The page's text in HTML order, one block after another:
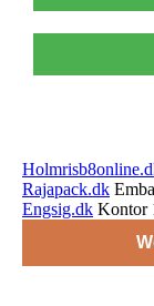
Rajapack.dk
Engsig.dk Kontor